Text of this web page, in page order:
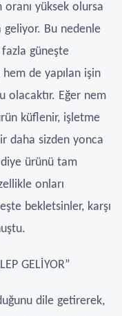
oranı yüksek olursa
Bu nedenle
güneşte
de yapılan işin
olacaktır. Eğer nem
küflenir, işletme
daha sizden yonca
diye ürünü tam
onları
bekletsinler, karşı
GELİYOR”
dile getirerek,